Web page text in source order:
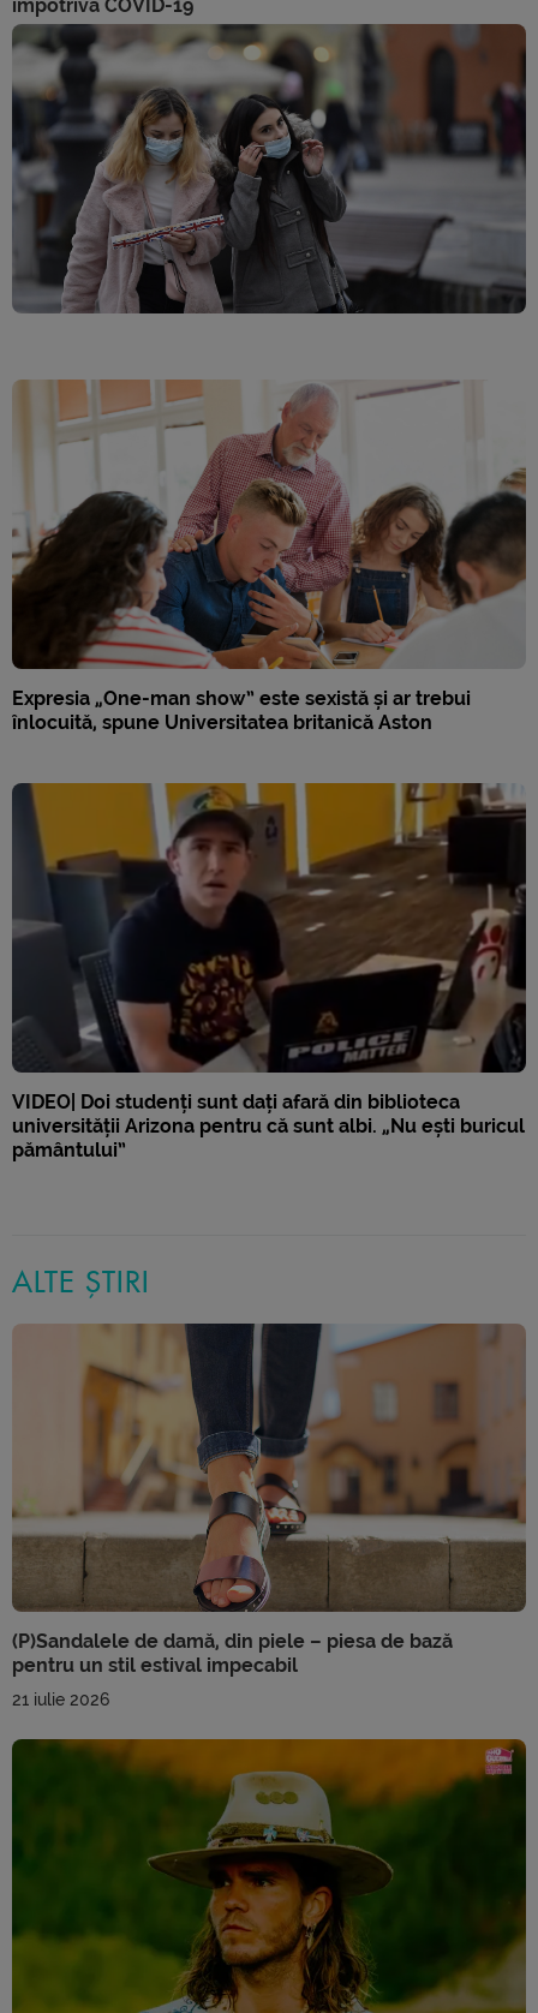
împotriva COVID-19
Expresia „One-man show” este sexistă și ar trebui
înlocuită, spune Universitatea britanică Aston
VIDEO| Doi studenți sunt dați afară din biblioteca
universității Arizona pentru că sunt albi. „Nu ești buricul
pământului”
ALTE ȘTIRI
(P)Sandalele de damă, din piele – piesa de bază
pentru un stil estival impecabil
21 iulie 2026